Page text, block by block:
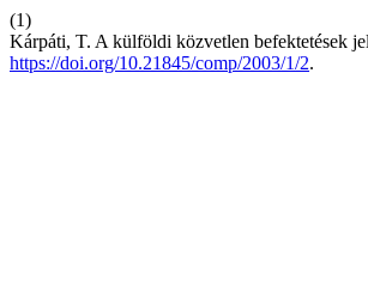
(1)
Kárpáti, T. A külföldi közvetlen befektetések
https://doi.org/10.21845/comp/2003/1/2.